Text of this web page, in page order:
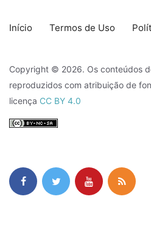
Início Termos de Uso
Copyright © 2026. Os conteúdos
reproduzidos com atribuição de
licença CC BY 4.0